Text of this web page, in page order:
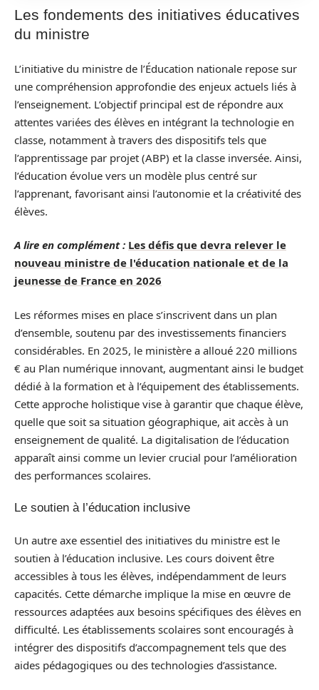
Les fondements des initiatives éducatives
du ministre
L’initiative du ministre de l’Éducation nationale repose sur
une compréhension approfondie des enjeux actuels liés à
l’enseignement. L’objectif principal est de répondre aux
attentes variées des élèves en intégrant la technologie en
classe, notamment à travers des dispositifs tels que
l’apprentissage par projet (ABP) et la classe inversée. Ainsi,
l’éducation évolue vers un modèle plus centré sur
l’apprenant, favorisant ainsi l’autonomie et la créativité des
élèves.
A lire en complément : Les défis que devra relever le
nouveau ministre de l'éducation nationale et de la
jeunesse de France en 2026
Les réformes mises en place s’inscrivent dans un plan
d’ensemble, soutenu par des investissements financiers
considérables. En 2025, le ministère a alloué 220 millions
€ au Plan numérique innovant, augmentant ainsi le budget
dédié à la formation et à l’équipement des établissements.
Cette approche holistique vise à garantir que chaque élève,
quelle que soit sa situation géographique, ait accès à un
enseignement de qualité. La digitalisation de l’éducation
apparaît ainsi comme un levier crucial pour l’amélioration
des performances scolaires.
Le soutien à l’éducation inclusive
Un autre axe essentiel des initiatives du ministre est le
soutien à l’éducation inclusive. Les cours doivent être
accessibles à tous les élèves, indépendamment de leurs
capacités. Cette démarche implique la mise en œuvre de
ressources adaptées aux besoins spécifiques des élèves en
difficulté. Les établissements scolaires sont encouragés à
intégrer des dispositifs d’accompagnement tels que des
aides pédagogiques ou des technologies d’assistance.